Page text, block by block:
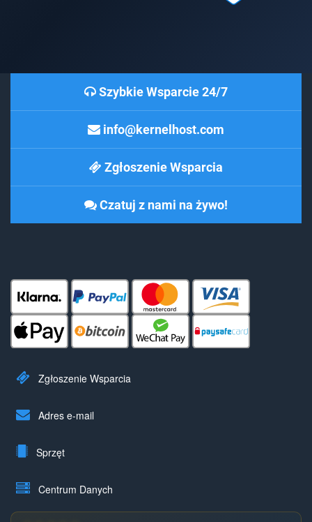
Szybkie Wsparcie 24/7
info@kernelhost.com
Zgłoszenie Wsparcia
Czatuj z nami na żywo!
Zgłoszenie Wsparcia
Adres e-mail
Sprzęt
Centrum Danych